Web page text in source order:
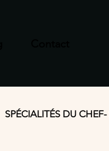
SPÉCIALITÉS DU CHEF-